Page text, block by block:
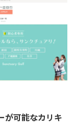
が可能なカリキ